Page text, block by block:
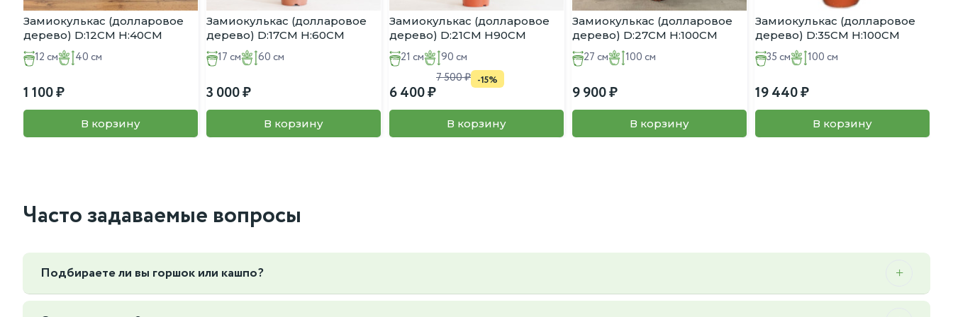
Замиокулькас (долларовое
дерево) D:12CM H:40CM
12 см 40 см
1 100
В корзину
Замиокулькас (долларовое
дерево) D:17CM H:60CM
17 см 60 см
3 000
В корзину
Замиокулькас (долларовое
дерево) D:21CM H90CM
21 см 90 см
6 400
7 500 -15%
В корзину
Замиокулькас (долларовое
дерево) D:27CM H:100CM
27 см 100 см
9 900
В корзину
Замиокулькас (долларовое
дерево) D:35CM H:100CM
35 см 100 см
19 440
В корзину
Часто задаваемые вопросы
Подбираете ли вы горшок или кашпо?
Да, мы можем подобрать горшок или кашпо под ваш интерьер и вкус, так же вы можете предложить свой, пересадку так же можем осуществить мы.